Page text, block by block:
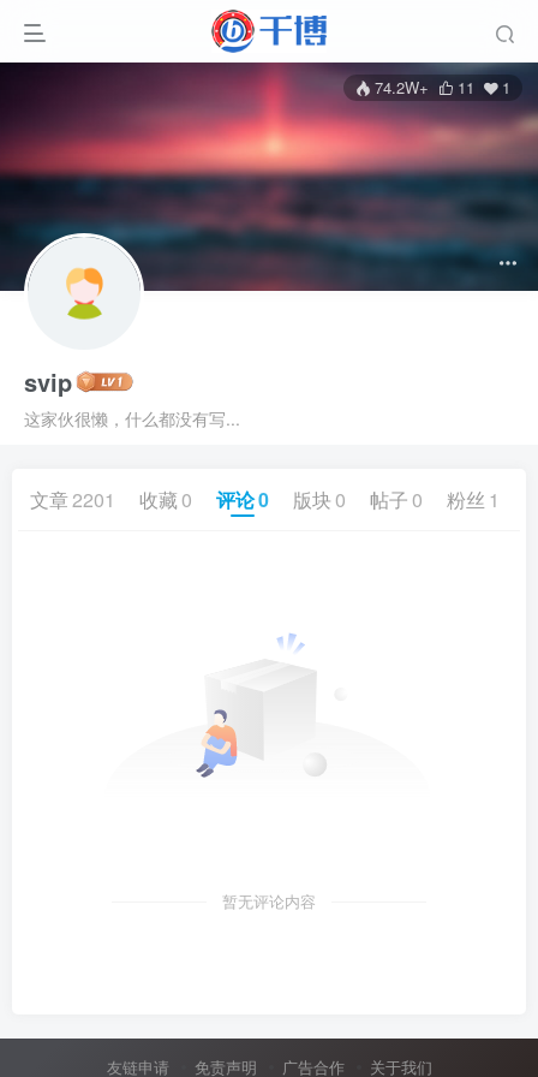
74.2W+ 11 1
svip
这家伙很懒，什么都没有写...
文章2201 收藏 0 评论0 版块 0 帖子 0 粉丝 1
暂无评论内容
友链申请 免责声明 广告合作 关于我们